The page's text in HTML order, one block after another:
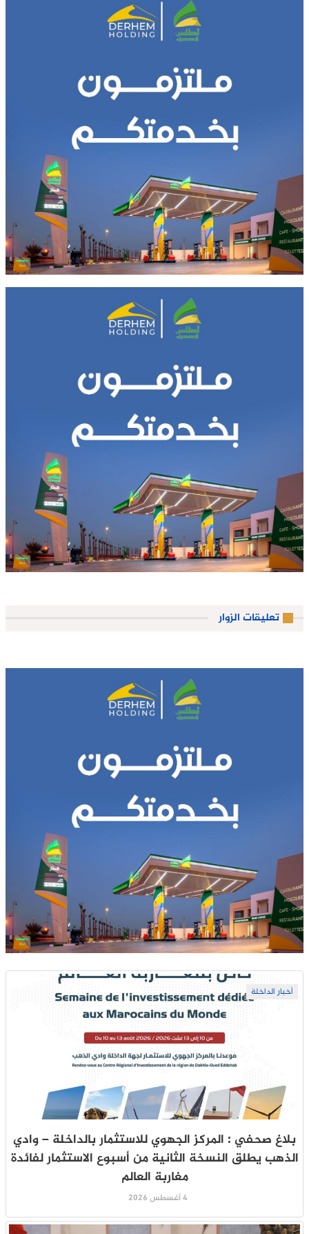
تعليقات الزوار
أخبار الداخلة
بلاغ صحفي : المركز الجهوي للاستثمار بالداخلة – وادي
الذهب يطلق النسخة الثانية من أسبوع الاستثمار لفائدة
مغاربة العالم
4 أغسطس 2026